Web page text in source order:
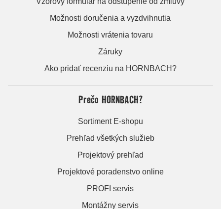
Možnosti doručenia a vyzdvihnutia
Možnosti vrátenia tovaru
Záruky
Ako pridať recenziu na HORNBACH?
Prečo HORNBACH?
Sortiment E-shopu
Prehľad všetkých služieb
Projektový prehľad
Projektové poradenstvo online
PROFI servis
Montážny servis